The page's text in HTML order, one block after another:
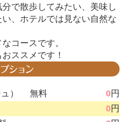
で散歩してみたい、美味し
、ホテルでは見ない自然な
コースです。
ススメです！
ュ） 無料 0円
0円